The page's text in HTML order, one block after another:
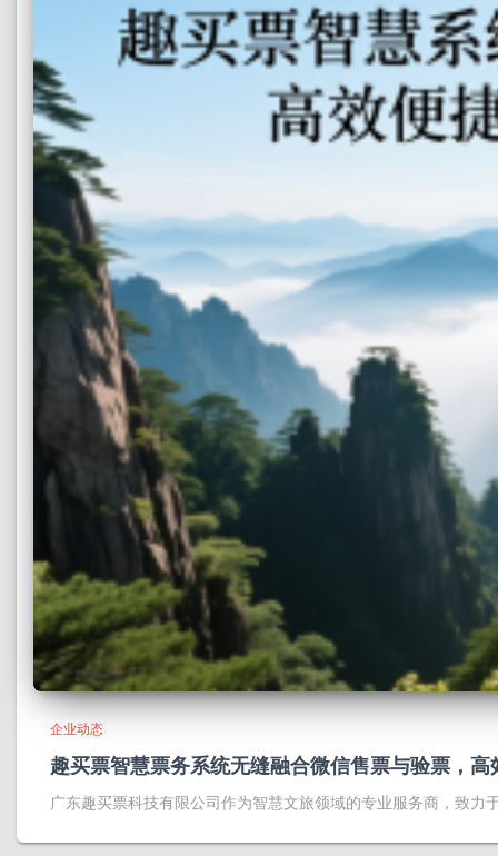
企业动态
趣买票智慧票务系统无缝融合微信售票与验票，
广东趣买票科技有限公司作为智慧文旅领域的专业服务商，致力